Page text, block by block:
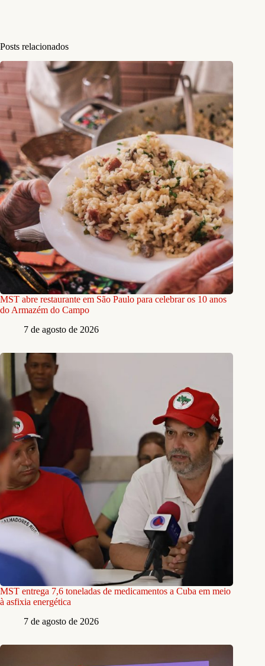
Posts relacionados
MST abre restaurante em São Paulo para celebrar os 10 anos
do Armazém do Campo
7 de agosto de 2026
MST entrega 7,6 toneladas de medicamentos a Cuba em meio
à asfixia energética
7 de agosto de 2026